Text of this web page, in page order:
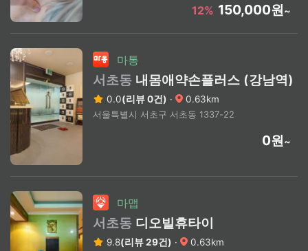
12% 150,000원~
마통
서초동 내몸애약손플러스 (강남역)
0.0(리뷰 0건) · 0.63km
서울특별시 서초구 서초동 1337-22
0원~
마맵
서초동 디오빌휴타이
9.8(리뷰 29건) · 0.63km